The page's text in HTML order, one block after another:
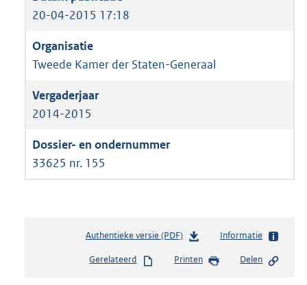
20-04-2015 17:18
Tweede Kamer der Staten-Generaal
2014-2015
33625 nr. 155
Authentieke versie (PDF)b
s
Informatie
Gerelateerd Printen Delen